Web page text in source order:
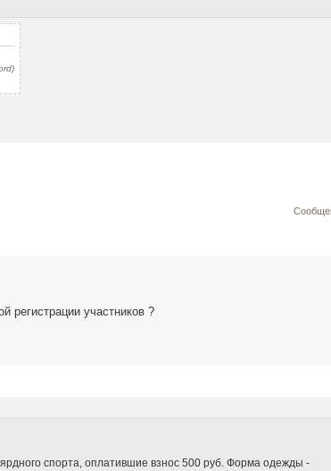
регистрации участников ?
спорта, оплатившие взнос 500 руб. Форма одежды -